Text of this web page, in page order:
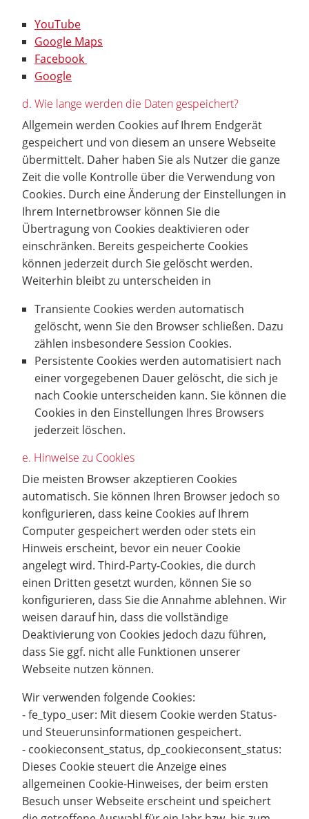
YouTube
Google Maps
Facebook
Google
d. Wie lange werden die Daten gespeichert?
Allgemein werden Cookies auf Ihrem Endgerät
gespeichert und von diesem an unsere Webseite
übermittelt. Daher haben Sie als Nutzer die ganze
Zeit die volle Kontrolle über die Verwendung von
Cookies. Durch eine Änderung der Einstellungen in
Ihrem Internetbrowser können Sie die
Übertragung von Cookies deaktivieren oder
einschränken. Bereits gespeicherte Cookies
können jederzeit durch Sie gelöscht werden.
Weiterhin bleibt zu unterscheiden in
Transiente Cookies werden automatisch
gelöscht, wenn Sie den Browser schließen. Dazu
zählen insbesondere Session Cookies.
Persistente Cookies werden automatisiert nach
einer vorgegebenen Dauer gelöscht, die sich je
nach Cookie unterscheiden kann. Sie können die
Cookies in den Einstellungen Ihres Browsers
jederzeit löschen.
e. Hinweise zu Cookies
Die meisten Browser akzeptieren Cookies
automatisch. Sie können Ihren Browser jedoch so
konfigurieren, dass keine Cookies auf Ihrem
Computer gespeichert werden oder stets ein
Hinweis erscheint, bevor ein neuer Cookie
angelegt wird. Third-Party-Cookies, die durch
einen Dritten gesetzt wurden, können Sie so
konfigurieren, dass Sie die Annahme ablehnen. Wir
weisen darauf hin, dass die vollständige
Deaktivierung von Cookies jedoch dazu führen,
dass Sie ggf. nicht alle Funktionen unserer
Webseite nutzen können.
Wir verwenden folgende Cookies:
- fe_typo_user: Mit diesem Cookie werden Status-
und Steuerunsinformationen gespeichert.
- cookieconsent_status, dp_cookieconsent_status:
Dieses Cookie steuert die Anzeige eines
allgemeinen Cookie-Hinweises, der beim ersten
Besuch unser Webseite erscheint und speichert